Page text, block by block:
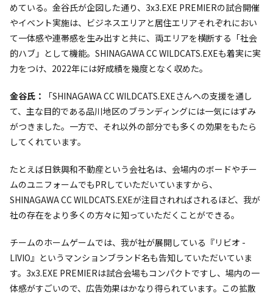
めている。金谷氏が企図した通り、3x3.EXE PREMIERの試合開催
やイベント実施は、ビジネスエリアと居住エリアそれぞれにおい
て一体感や連帯感を生み出すと共に、両エリアを横断する「社会
的ハブ」として機能。SHINAGAWA CC WILDCATS.EXEも着実に実
力をつけ、2022年には好成績を幾度となく収めた。
金谷氏：
「SHINAGAWA CC WILDCATS.EXEさんへの支援を通し
て、主な目的である品川地区のブランディングには一気にはずみ
がつきました。一方で、それ以外の部分でも多くの効果をもたら
してくれています。
たとえば日鉄興和不動産という会社名は、会場内のボードやチー
ムのユニフォームでもPRしていただいていますから、
SHINAGAWA CC WILDCATS.EXEが注目されればされるほど、我が
社の存在をより多くの方々に知っていただくことができる。
チームのホームゲームでは、我が社が展開している『リビオ -
LIVIO』というマンションブランド名も告知していただいていま
す。3x3.EXE PREMIERは試合会場もコンパクトですし、場内の一
体感がすごいので、広告効果はかなり得られています。この拡散